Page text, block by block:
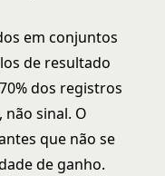
em conjuntos
de resultado
dos registros
sinal. O
que não se
de ganho.